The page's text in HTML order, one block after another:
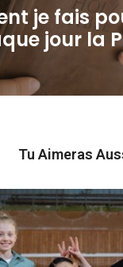
Next
post:
je fais
jour la
Tu Aimeras